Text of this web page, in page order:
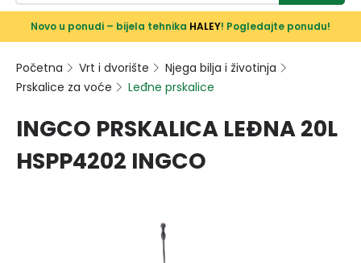
Novo u ponudi – bijela tehnika HALEY! Pogledajte ponudu!
Početna Vrt i dvorište
Njega bilja i životinja
Prskalice za voće
Leđne prskalice
INGCO PRSKALICA LEĐNA 20L
HSPP4202 INGCO